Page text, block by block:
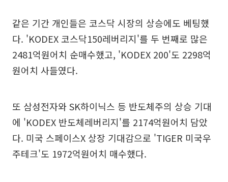
같은 기간 개인들은 코스닥 시장의 상승에도 베팅했
다. 'KODEX 코스닥150레버리지'를 두 번째로 많은
2481억원어치 순매수했고, 'KODEX 200'도 2298억
원어치 사들였다.
또 삼성전자와 SK하이닉스 등 반도체주의 상승 기대
에 'KODEX 반도체레버리지'를 2174억원어치 담았
다. 미국 스페이스X 상장 기대감으로 'TIGER 미국우
주테크'도 1972억원어치 매수했다.